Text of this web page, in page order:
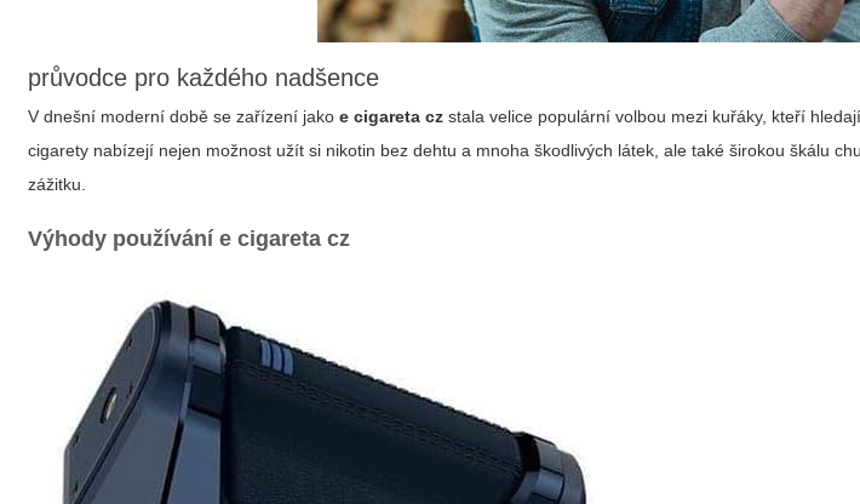
průvodce pro každého nadšence
V dnešní moderní době se zařízení jakoe cigareta cz stala velice populární volbou mezi kuřáky, kteří
cigarety nabízejí nejen možnost užít si nikotin bez dehtu a mnoha škodlivých látek, ale také širokou škálu
zážitku.
Výhody používáníe cigareta cz